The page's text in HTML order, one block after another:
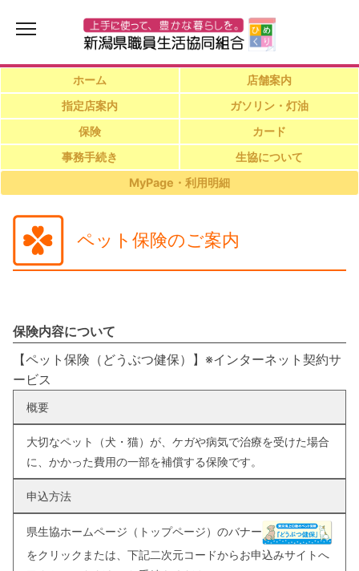
ホーム
店舗案内
指定店案内
ガソリン・灯油
保険
カード
事務手続き
生協について
MyPage・利用明細
ペット保険のご案内
保険内容について
【ペット保険（どうぶつ健保）】※インターネット契約サ
ービス
概要
大切なペット（犬・猫）が、ケガや病気で治療を受けた場合
に、かかった費用の一部を補償する保険です。
申込方法
県生協ホームページ（トップページ）のバナー
をクリックまたは、下記二次元コードからお申込みサイトへ